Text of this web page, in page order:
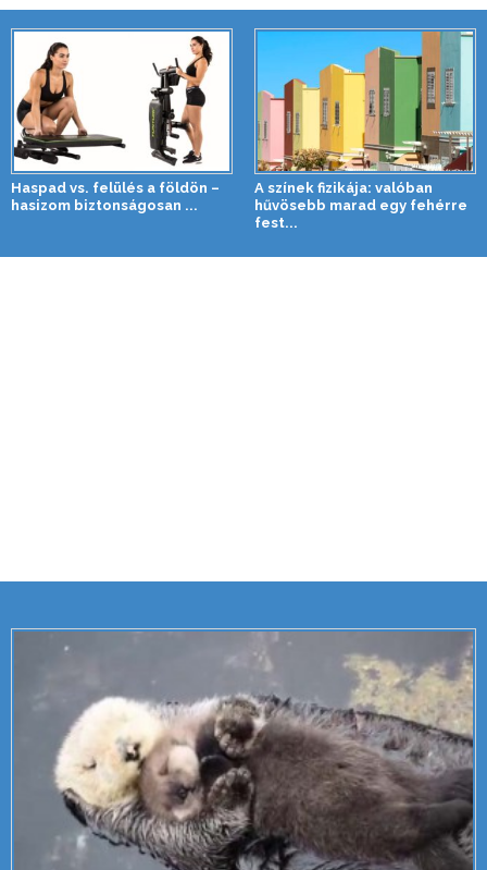
Haspad vs. felülés a földön –
hasizom biztonságosan ...
A színek fizikája: valóban
hűvösebb marad egy fehérre
fest...